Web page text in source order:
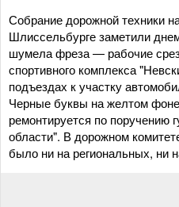
Собрание дорожной техники
Шлиссельбурге заметили
шумела фреза — рабочие
спортивного комплекса
подъездах к участку
Черные буквы на желтом
ремонтируется по поручению
области". В дорожном
было ни на региональных, ни